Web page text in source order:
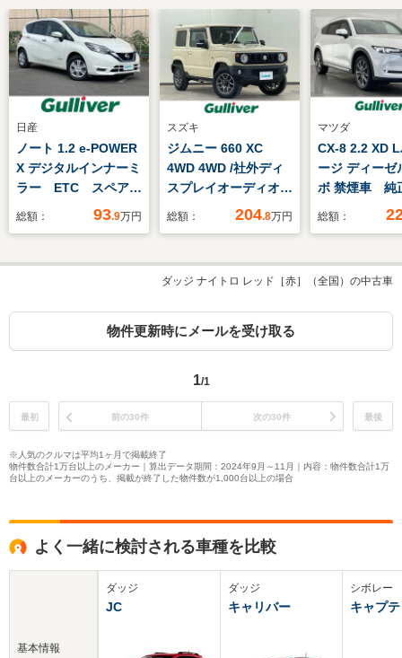
日産
ノート 1.2 e-POWER
X デジタルインナーミ
ラー ETC スペアキ
ー オートエアコン
サー レーンアシス
軽減システム 保証
総額： 93.9万円
スズキ
ジムニー 660 XC
4WD 4WD /社外ディ
スプレイオーディオ
総額： 204.8万円
マツダ
CX-8 2.2 XD
ージ ディーゼ
ボ 禁煙車 純
ビ 全方位
TV DVD 前
レコ ETC
ートライト
総額：
ダッジ ナイトロ レッド［赤］（全国）の中古車
物件更新時にメールを受け取る
1/1
最初 前の30件 次の30件 最後
※人気のクルマは平均1ヶ月で掲載終了
物件数合計1万台以上のメーカー｜算出データ期間：2024年9月～11月｜内容：物件数合計1万
台以上のメーカーのうち、掲載が終了した物件数が1,000台以上の場合
よく一緒に検討される車種を比較
基本情報
ダッジ
JC
ダッジ
キャリバー
シボレー
キャプ